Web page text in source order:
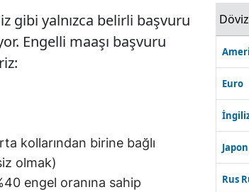
gibi yalnızca belirli başvuru
Engelli maaşı başvuru
kollarından birine bağlı
olmak)
engel oranına sahip
Döviz
Euro
Rus